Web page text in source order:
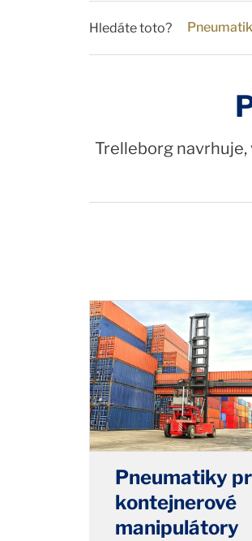
Hledáte toto?
Trelleborg
Pneumatiky
kontejnerové
manipulátory